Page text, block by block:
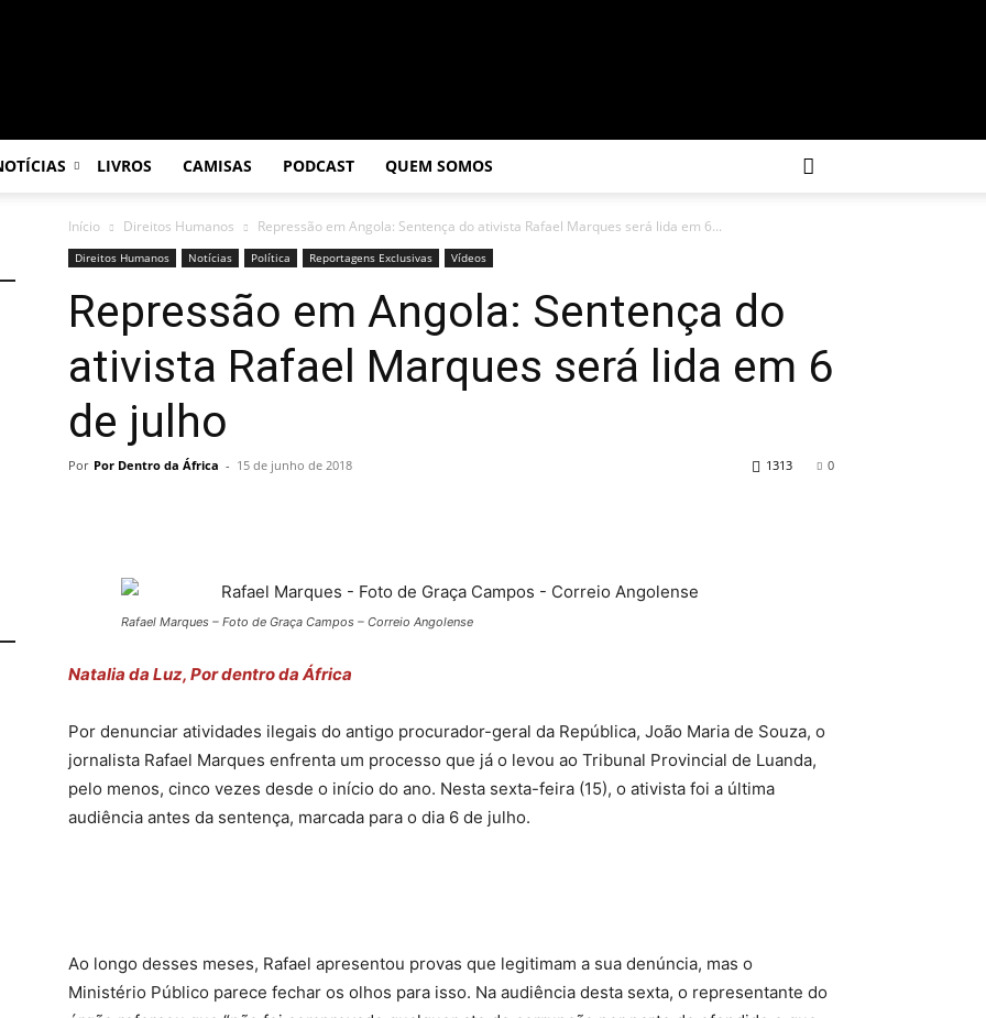
LIVROS CAMISAS PODCAST QUEM SOMOS
Início Direitos Humanos Repressão em Angola: Sentença do ativista Rafael Marques será lida em 6...
Direitos Humanos Notícias Política Reportagens Exclusivas Vídeos
Repressão em Angola: Sentença do
ativista Rafael Marques será lida em 6
de julho
Por Por Dentro da África - 15 de junho de 2018 0
1313
Rafael Marques – Foto de Graça Campos – Correio Angolense
Natalia da Luz, Por dentro da África
Por denunciar atividades ilegais do antigo procurador-geral da República, João Maria de Souza, o
jornalista Rafael Marques enfrenta um processo que já o levou ao Tribunal Provincial de Luanda,
pelo menos, cinco vezes desde o início do ano. Nesta sexta-feira (15), o ativista foi a última
audiência antes da sentença, marcada para o dia 6 de julho.
Ao longo desses meses, Rafael apresentou provas que legitimam a sua denúncia, mas o
Ministério Público parece fechar os olhos para isso. Na audiência desta sexta, o representante do